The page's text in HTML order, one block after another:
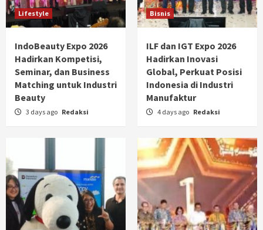
Lifestyle
IndoBeauty Expo 2026
Hadirkan Kompetisi,
Seminar, dan Business
Matching untuk Industri
Beauty
3 days ago Redaksi
Bisnis
ILF dan IGT Expo 2026
Hadirkan Inovasi
Global, Perkuat Posisi
Indonesia di Industri
Manufaktur
4 days ago Redaksi